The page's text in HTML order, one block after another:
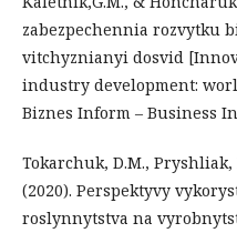
zabezpechennia rozvytku
vitchyznianyi dosvid
industry development:
Biznes Inform – Business
Tokarchuk, D.M., Pryshliak,
(2020). Perspektyvy
roslynnytstva na